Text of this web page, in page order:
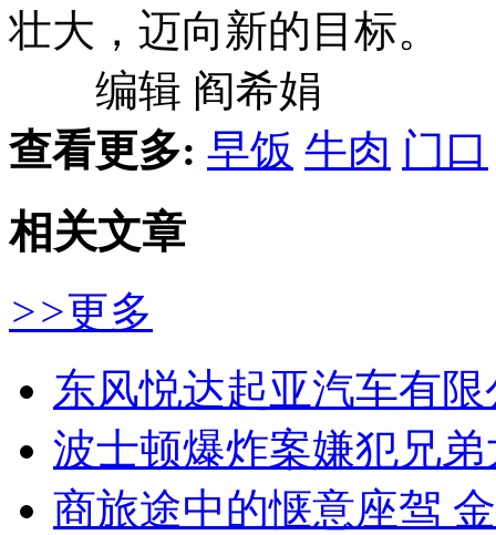
壮大，迈向新的目标。
编辑 阎希娟
查看更多: 早饭 牛肉 门口
相关文章
>>更多
东风悦达起亚汽车有
波士顿爆炸案嫌犯兄
商旅途中的惬意座驾